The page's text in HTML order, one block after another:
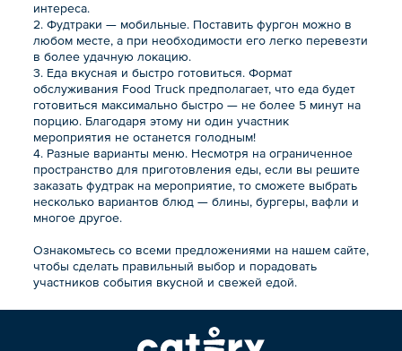
интереса.
2. Фудтраки — мобильные. Поставить фургон можно в
любом месте, а при необходимости его легко перевезти
в более удачную локацию.
3. Еда вкусная и быстро готовиться. Формат
обслуживания Food Truck предполагает, что еда будет
готовиться максимально быстро — не более 5 минут на
порцию. Благодаря этому ни один участник
мероприятия не останется голодным!
4. Разные варианты меню. Несмотря на ограниченное
пространство для приготовления еды, если вы решите
заказать фудтрак на мероприятие, то сможете выбрать
несколько вариантов блюд — блины, бургеры, вафли и
многое другое.
Ознакомьтесь со всеми предложениями на нашем сайте,
чтобы сделать правильный выбор и порадовать
участников события вкусной и свежей едой.